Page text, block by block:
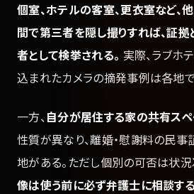
個室、ホテルの客室、更衣室など、
間で第三者を隠し撮りすれば、証
者として検挙される。 実際、ラブホ
込まれたカメラの摘発事例は各地で
一方、 自分が居住する家の共有ス
性質が異なり、離婚・慰謝料の民
地がある。ただし個別の可否は状況
像は使う前に必ず弁護士に相談する